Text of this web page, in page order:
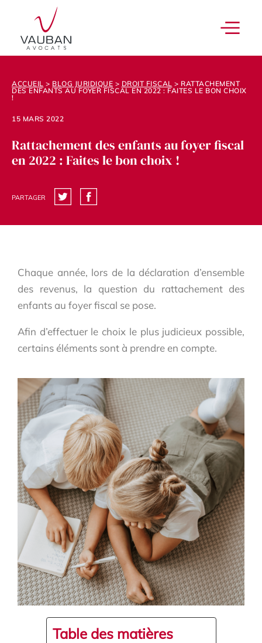
ACCUEIL > BLOG JURIDIQUE > DROIT FISCAL > RATTACHEMENT
DES ENFANTS AU FOYER FISCAL EN 2022 : FAITES LE BON CHOIX
!
15 MARS 2022
Rattachement des enfants au foyer fiscal
en 2022 : Faites le bon choix !
PARTAGER
Chaque année, lors de la déclaration d’ensemble
des revenus, la question du rattachement des
enfants au foyer fiscal se pose.
Afin d’effectuer le choix le plus judicieux possible,
certains éléments sont à prendre en compte.
Table des matières